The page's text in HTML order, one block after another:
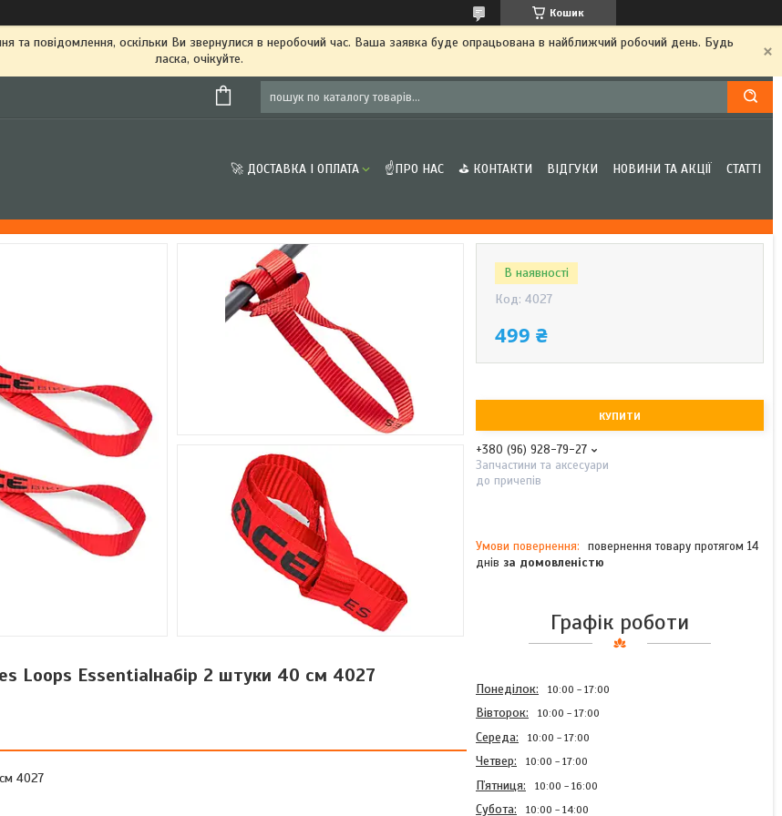
Кошик
та повідомлення, оскільки Ви звернулися в неробочий час. Ваша заявка буде опрацьована в найближчий робочий день. Будь
ласка, очікуйте.
🚀 ДОСТАВКА І ОПЛАТА ☝ПРО НАС ⛳ КОНТАКТИ ВІДГУКИ НОВИНИ ТА АКЦІЇ СТАТТІ
Loops Essentialнабір 2 штуки 40 см 4027
4027
В наявності
Код: 4027
499 ₴
КУПИТИ
+380 (96) 928-79-27
Запчастини та аксесуари
до причепів
повернення товару протягом 14
днів за домовленістю
Графік роботи
Понеділок 10:00 17:00
Вівторок 10:00 17:00
Середа 10:00 17:00
Четвер 10:00 17:00
Пʼятниця 10:00 16:00
Субота 10:00 14:00